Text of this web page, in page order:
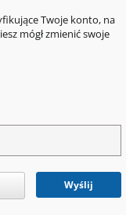
Twoje konto, na
mógł zmienić swoje
Wyślij